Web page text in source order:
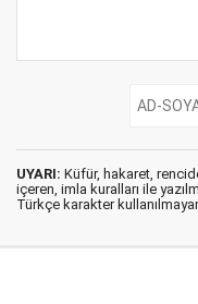
UYARI: Küfür, hakaret,
içeren, imla kuralları ile
Türkçe karakter